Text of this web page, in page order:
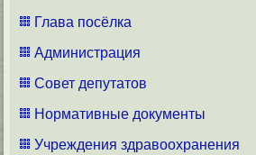
Глава посёлка
Администрация
Совет депутатов
Нормативные документы
Учреждения здравоохранения